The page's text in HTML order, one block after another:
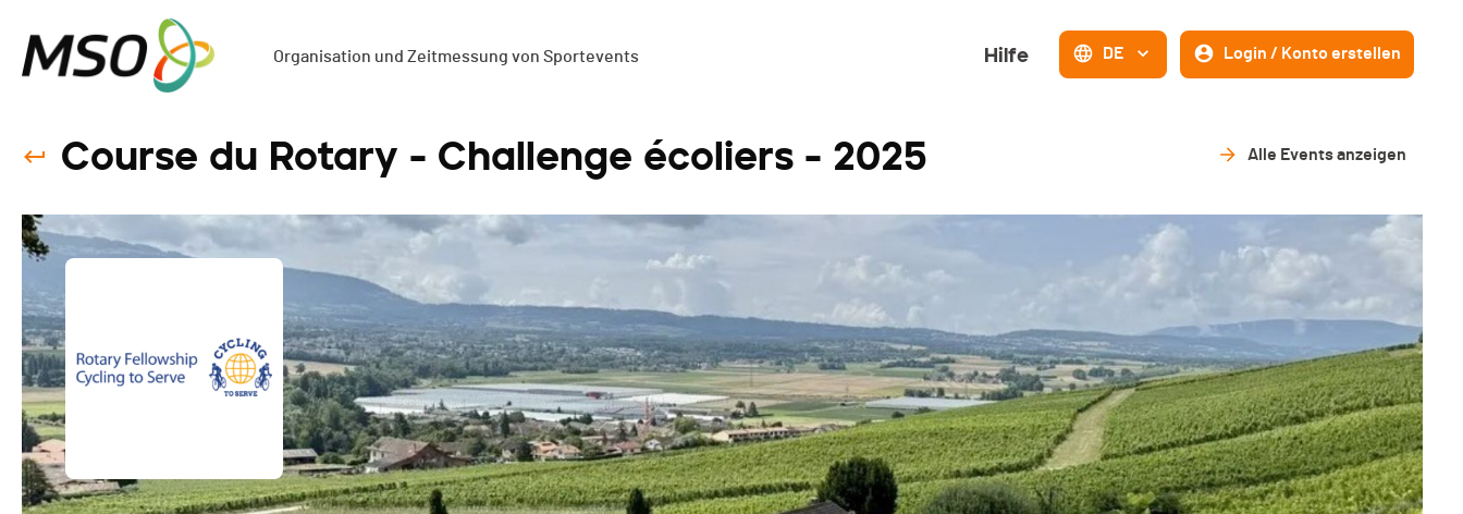
Organisation und Zeitmessung von Sportevents Hilfe DE Login / Konto erstellen
Course du Rotary - Challenge écoliers - 2025 Alle Events anzeigen